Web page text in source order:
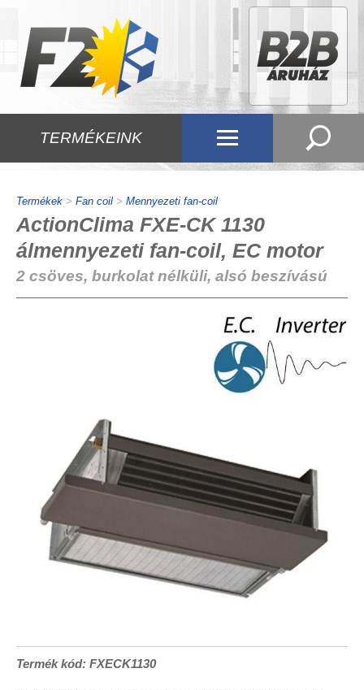
TERMÉKEINK
Termékek > Fan coil > Mennyezeti fan-coil
ActionClima FXE-CK 1130
álmennyezeti fan-coil, EC motor
2 csöves, burkolat nélküli, alsó beszívású
Termék kód: FXECK1130